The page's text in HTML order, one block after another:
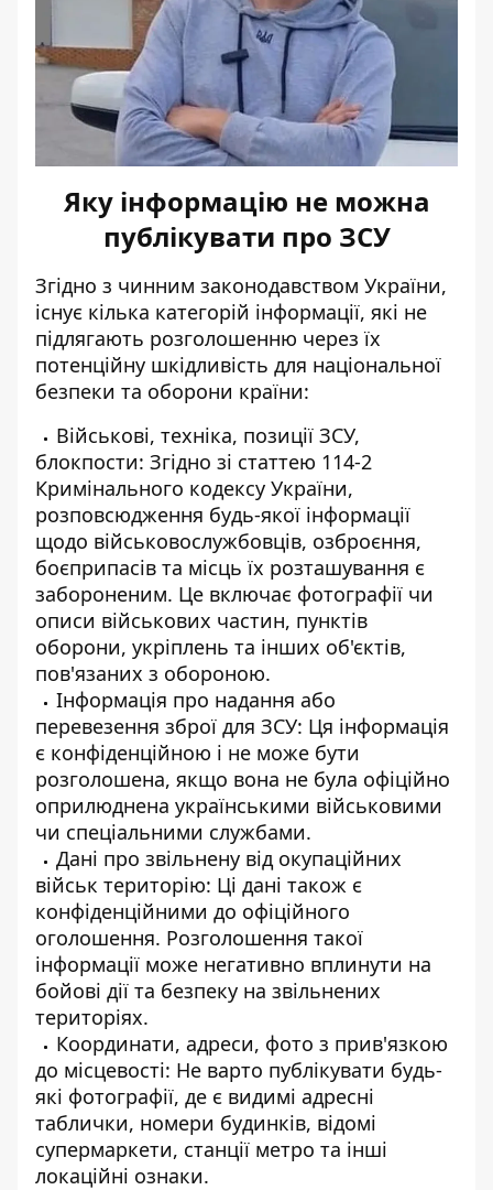
Яку інформацію не можна
публікувати про ЗСУ
Згідно з чинним законодавством України,
існує кілька категорій інформації, які не
підлягають розголошенню через їх
потенційну шкідливість для національної
безпеки та оборони країни:
Військові, техніка, позиції ЗСУ,
блокпости: Згідно зі статтею 114-2
Кримінального кодексу України,
розповсюдження будь-якої інформації
щодо військовослужбовців, озброєння,
боєприпасів та місць їх розташування є
забороненим. Це включає фотографії чи
описи військових частин, пунктів
оборони, укріплень та інших об'єктів,
пов'язаних з обороною.
Інформація про надання або
перевезення зброї для ЗСУ: Ця інформація
є конфіденційною і не може бути
розголошена, якщо вона не була офіційно
оприлюднена українськими військовими
чи спеціальними службами.
Дані про звільнену від окупаційних
військ територію: Ці дані також є
конфіденційними до офіційного
оголошення. Розголошення такої
інформації може негативно вплинути на
бойові дії та безпеку на звільнених
територіях.
Координати, адреси, фото з прив'язкою
до місцевості: Не варто публікувати будь-
які фотографії, де є видимі адресні
таблички, номери будинків, відомі
супермаркети, станції метро та інші
локаційні ознаки.